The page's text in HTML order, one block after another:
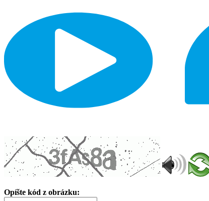
Opíšte kód z obrázku: